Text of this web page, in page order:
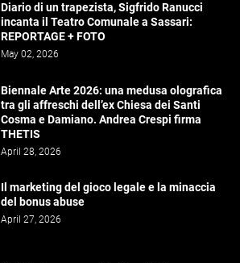
Diario di un trapezista, Sigfrido Ranucci
incanta il Teatro Comunale a Sassari:
REPORTAGE + FOTO
May 02, 2026
Biennale Arte 2026: una medusa olografica
tra gli affreschi dell’ex Chiesa dei Santi
Cosma e Damiano. Andrea Crespi firma
THETIS
April 28, 2026
Il marketing del gioco legale e la minaccia
del bonus abuse
April 27, 2026